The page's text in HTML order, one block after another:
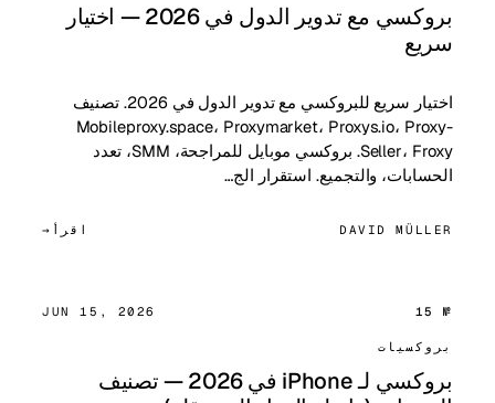
بروكسي مع تدوير الدول في 2026 — اختيار
سريع
اختيار سريع للبروكسي مع تدوير الدول في 2026. تصنيف
Mobileproxy.space، Proxymarket، Proxys.io، Proxy-
Seller، Froxy. بروكسي موبايل للمراجحة، SMM، تعدد
الحسابات، والتجميع. استقرار الج…
DAVID MÜLLER اقرأ
№ 15
JUN 15, 2026
بروكسيات
بروكسي لـ iPhone في 2026 — تصنيف